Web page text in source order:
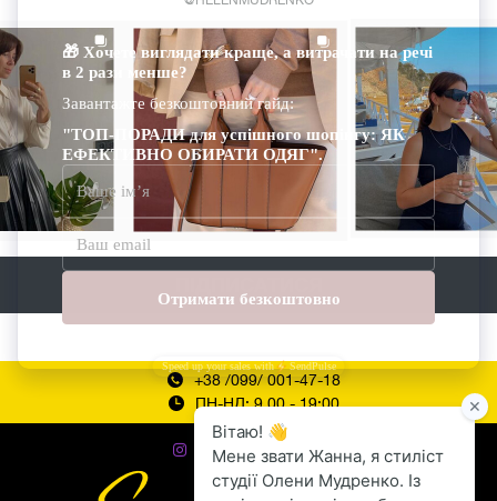
+38 /099/ 001-47-18
ПН-НД: 9.00 - 19:00